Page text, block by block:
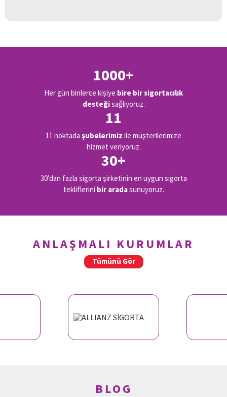
1000+
Her gün binlerce kişiye bire bir sigortacılık
desteğisağlıyoruz.
11
11 noktada şubelerimiz ile müşterilerimize
hizmet veriyoruz.
30+
30’dan fazla sigorta şirketinin en uygun sigorta
tekliflerini bir aradasunuyoruz.
ANLAŞMALI KURUMLAR
Tümünü Gör
BLOG